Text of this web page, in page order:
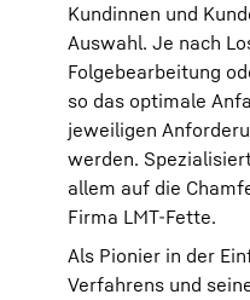
Kundinnen und
Auswahl. Je nach
Folgebearbeitung
so das optimale
jeweiligen
werden.
allem auf die
Firma LMT-Fette.
Als Pionier in der
Verfahrens und